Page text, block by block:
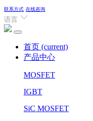
联系方式 在线咨询
语言
首页 (current)
产品中心
MOSFET
IGBT
SiC MOSFET